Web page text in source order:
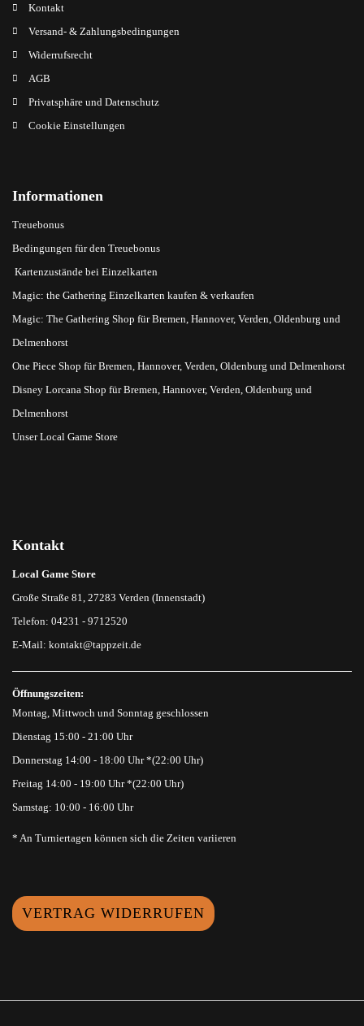
Kontakt
Versand- & Zahlungsbedingungen
Widerrufsrecht
AGB
Privatsphäre und Datenschutz
Cookie Einstellungen
Informationen
Treuebonus
Bedingungen für den Treuebonus
Kartenzustände bei Einzelkarten
Magic: the Gathering Einzelkarten kaufen & verkaufen
Magic: The Gathering Shop für Bremen, Hannover, Verden, Oldenburg und
Delmenhorst
One Piece Shop für Bremen, Hannover, Verden, Oldenburg und Delmenhorst
Disney Lorcana Shop für Bremen, Hannover, Verden, Oldenburg und
Delmenhorst
Unser Local Game Store
Kontakt
Local Game Store
Große Straße 81, 27283 Verden (Innenstadt)
Telefon: 04231 - 9712520
E-Mail: kontakt@tappzeit.de
Öffnungszeiten:
Montag, Mittwoch und Sonntag geschlossen
Dienstag 15:00 - 21:00 Uhr
Donnerstag 14:00 - 18:00 Uhr *(22:00 Uhr)
Freitag 14:00 - 19:00 Uhr *(22:00 Uhr)
Samstag: 10:00 - 16:00 Uhr
* An Turniertagen können sich die Zeiten variieren
VERTRAG WIDERRUFEN